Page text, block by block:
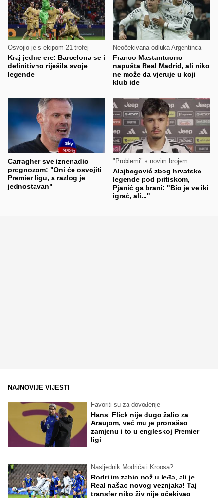
Osvojio je s ekipom 21 trofej
Kraj jedne ere: Barcelona se i
definitivno riješila svoje
legende
Neočekivana odluka Argentinca
Franco Mastantuono
napušta Real Madrid, ali niko
ne može da vjeruje u koji
klub ide
Carragher sve iznenadio
prognozom: "Oni će osvojiti
Premier ligu, a razlog je
jednostavan"
"Problemi" s novim brojem
Alajbegović zbog hrvatske
legende pod pritiskom,
Pjanić ga brani: "Bio je veliki
igrač, ali..."
NAJNOVIJE VIJESTI
Favoriti su za dovođenje
Hansi Flick nije dugo žalio za
Araujom, već mu je pronašao
zamjenu i to u engleskoj Premier
ligi
Nasljednik Modrića i Kroosa?
Rodri im zabio nož u leđa, ali je
Real našao novog veznjaka! Taj
transfer niko živ nije očekivao